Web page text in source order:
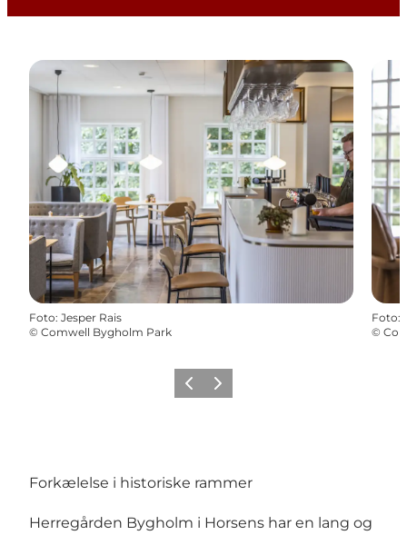
Foto: Jesper Rais
© Comwell Bygholm Park
Foto:
©
ForrigeNæste
Forkælelse i historiske rammer
Herregården Bygholm i Horsens har en lang og